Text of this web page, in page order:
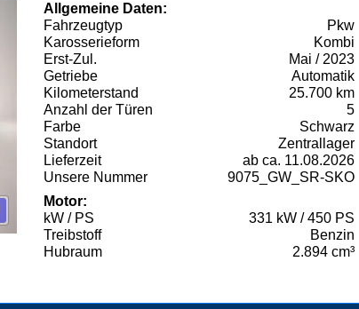
Allgemeine Daten:
Fahrzeugtyp
Pkw
Karosserieform
Kombi
Erst-Zul.
Mai / 2023
Getriebe
Automatik
Kilometerstand
25.700 km
Anzahl der Türen
5
Farbe
Schwarz
Standort
Zentrallager
Lieferzeit
ab ca. 11.08.2026
Unsere Nummer
9075_GW_SR-SKO
Motor:
kW / PS
331 kW / 450 PS
Treibstoff
Benzin
Hubraum
2.894 cm³